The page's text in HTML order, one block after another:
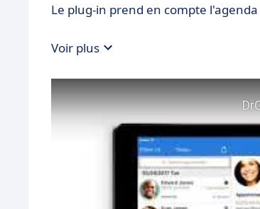
Le plug-in prend en compte
Voir plus